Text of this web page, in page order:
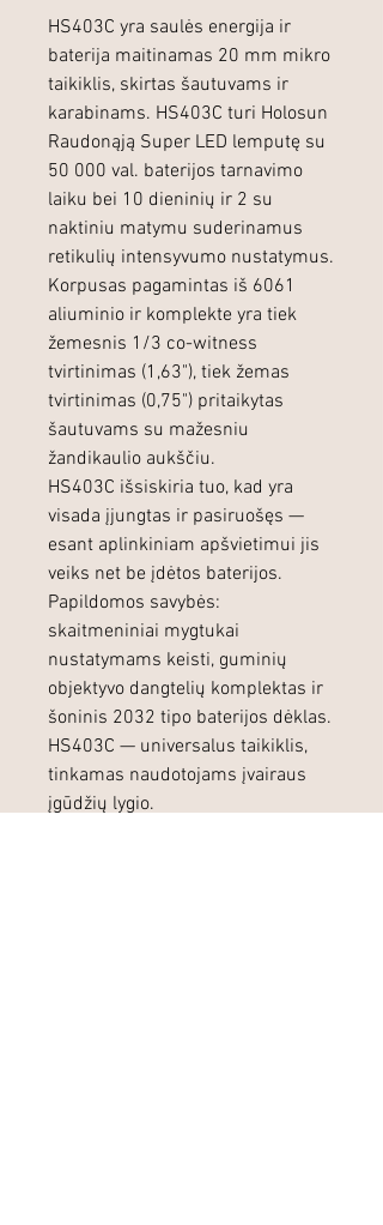
HS403C yra saulės energija ir
baterija maitinamas 20 mm mikro
taikiklis, skirtas šautuvams ir
karabinams. HS403C turi Holosun
Raudonąją Super LED lemputę su
50 000 val. baterijos tarnavimo
laiku bei 10 dieninių ir 2 su
naktiniu matymu suderinamus
retikulių intensyvumo nustatymus.
Korpusas pagamintas iš 6061
aliuminio ir komplekte yra tiek
žemesnis 1/3 co-witness
tvirtinimas (1,63"), tiek žemas
tvirtinimas (0,75") pritaikytas
šautuvams su mažesniu
žandikaulio aukščiu.
HS403C išsiskiria tuo, kad yra
visada įjungtas ir pasiruošęs —
esant aplinkiniam apšvietimui jis
veiks net be įdėtos baterijos.
Papildomos savybės:
skaitmeniniai mygtukai
nustatymams keisti, guminių
objektyvo dangtelių komplektas ir
šoninis 2032 tipo baterijos dėklas.
HS403C — universalus taikiklis,
tinkamas naudotojams įvairaus
įgūdžių lygio.